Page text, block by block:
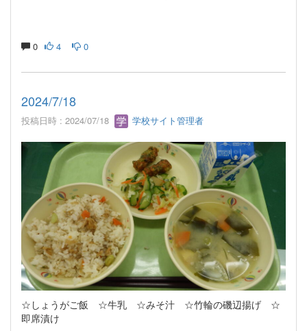
0 4 0
2024/7/18
投稿日時 : 2024/07/18 学校サイト管理者
☆しょうがご飯 ☆牛乳 ☆みそ汁 ☆竹輪の磯辺揚げ ☆
即席漬け